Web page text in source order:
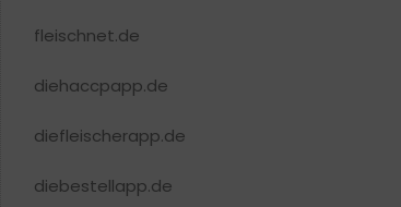
fleischnet.de
diehaccpapp.de
diefleischerapp.de
diebestellapp.de